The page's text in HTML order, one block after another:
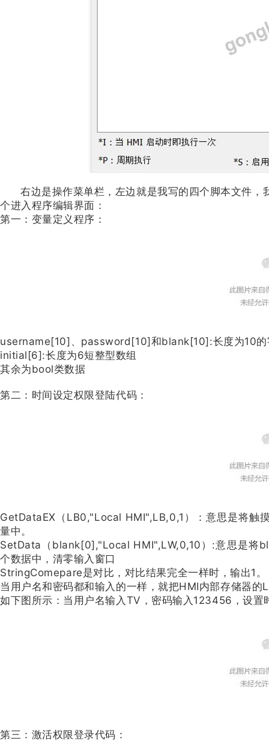
右边是操作菜单栏，左边就是我写的四个脚本文件
个进入程序编辑界面：
第一：变量定义程序：
username[10]、password[10]和blank[10]:长度为10的
initial[6]:长度为6短整型数组
其余为bool类数据
第二：时间设定权限登陆代码：
GetDataEX（LB0,"Local HMI",LB,0,1）：意思是将触
量中。
SetData（blank[0],"Local HMI",LW,0,10）:意思是将
个数据中，清零输入窗口
StringComepare是对比，对比结果完全一样时，输出1。
当用户名和密码都和输入的一样，就把HMI内部存储器的
如下图所示：当用户名输入TV，密码输入123456，设置
第三：激活权限登录代码：